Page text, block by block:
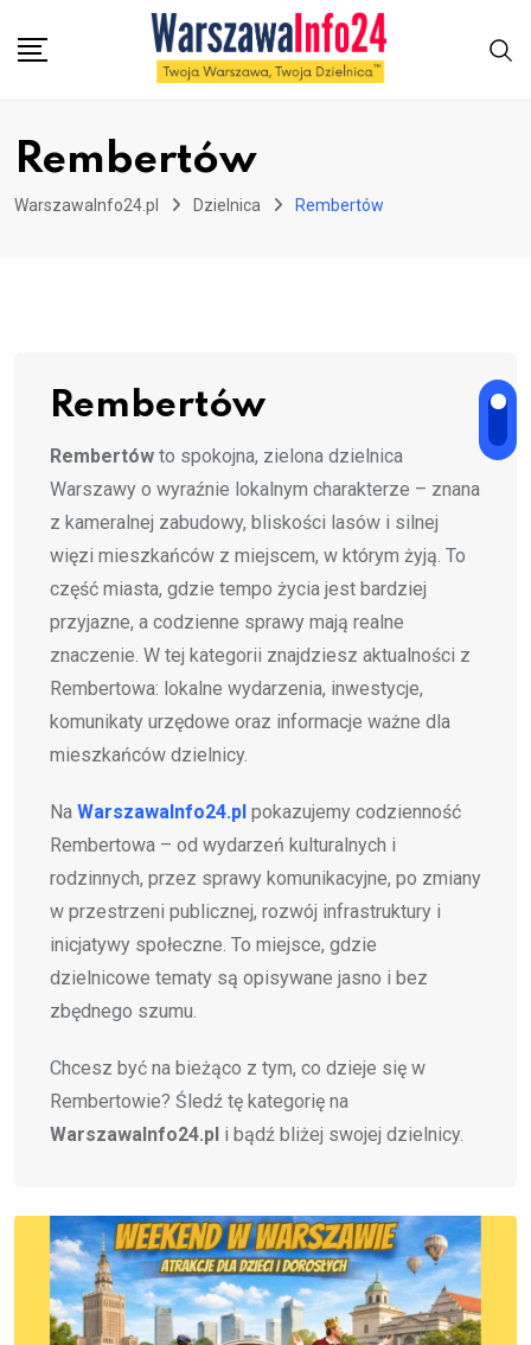
Rembertów
WarszawaInfo24.pl Dzielnica Rembertów
Rembertów
Rembertów to spokojna, zielona dzielnica
Warszawy o wyraźnie lokalnym charakterze – znana
z kameralnej zabudowy, bliskości lasów i silnej
więzi mieszkańców z miejscem, w którym żyją. To
część miasta, gdzie tempo życia jest bardziej
przyjazne, a codzienne sprawy mają realne
znaczenie. W tej kategorii znajdziesz aktualności z
Rembertowa: lokalne wydarzenia, inwestycje,
komunikaty urzędowe oraz informacje ważne dla
mieszkańców dzielnicy.
Na WarszawaInfo24.pl pokazujemy codzienność
Rembertowa – od wydarzeń kulturalnych i
rodzinnych, przez sprawy komunikacyjne, po zmiany
w przestrzeni publicznej, rozwój infrastruktury i
inicjatywy społeczne. To miejsce, gdzie
dzielnicowe tematy są opisywane jasno i bez
zbędnego szumu.
Chcesz być na bieżąco z tym, co dzieje się w
Rembertowie? Śledź tę kategorię na
WarszawaInfo24.pl i bądź bliżej swojej dzielnicy.